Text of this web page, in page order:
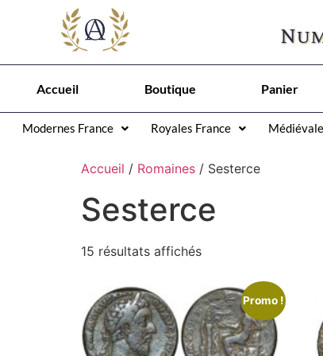
Accueil Boutique Panier
Modernes France Royales France
Accueil / Romaines / Sesterce
Sesterce
15 résultats affichés
Promo !